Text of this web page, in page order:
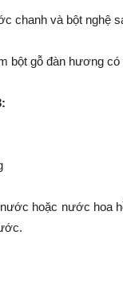
chanh và bột nghệ
bột gỗ đàn hương có
hoặc nước hoa